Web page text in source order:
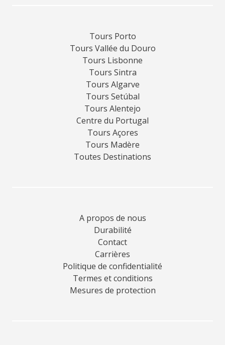
Tours Porto
Tours Vallée du Douro
Tours Lisbonne
Tours Sintra
Tours Algarve
Tours Setúbal
Tours Alentejo
Centre du Portugal
Tours Açores
Tours Madère
Toutes Destinations
A propos de nous
Durabilité
Contact
Carrières
Politique de confidentialité
Termes et conditions
Mesures de protection